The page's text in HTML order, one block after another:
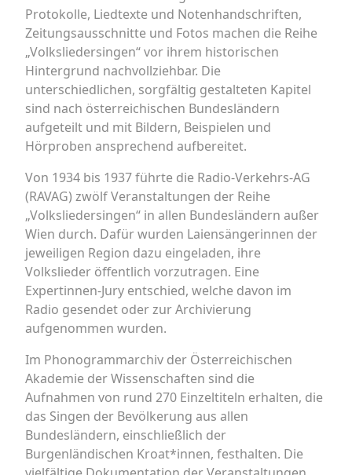
Protokolle, Liedtexte und Notenhandschriften,
Zeitungsausschnitte und Fotos machen die Reihe
„Volksliedersingen“ vor ihrem historischen
Hintergrund nachvollziehbar. Die
unterschiedlichen, sorgfältig gestalteten Kapitel
sind nach österreichischen Bundesländern
aufgeteilt und mit Bildern, Beispielen und
Hörproben ansprechend aufbereitet.
Von 1934 bis 1937 führte die Radio-Verkehrs-AG
(RAVAG) zwölf Veranstaltungen der Reihe
„Volksliedersingen“ in allen Bundesländern außer
Wien durch. Dafür wurden Laiensängerinnen der
jeweiligen Region dazu eingeladen, ihre
Volkslieder öffentlich vorzutragen. Eine
Expertinnen-Jury entschied, welche davon im
Radio gesendet oder zur Archivierung
aufgenommen wurden.
Im Phonogrammarchiv der Österreichischen
Akademie der Wissenschaften sind die
Aufnahmen von rund 270 Einzeltiteln erhalten, die
das Singen der Bevölkerung aus allen
Bundesländern, einschließlich der
Burgenländischen Kroat*innen, festhalten. Die